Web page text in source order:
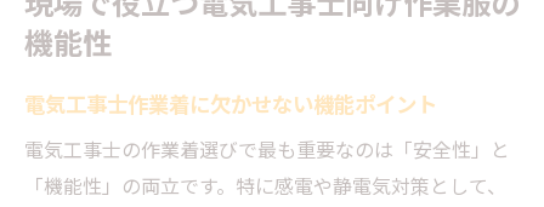
機能性
電気工事士作業着に欠かせない機能ポイント
電気工事士の作業着選びで最も重要なのは「安全性」と
「機能性」の両立です。特に感電や静電気対策として、